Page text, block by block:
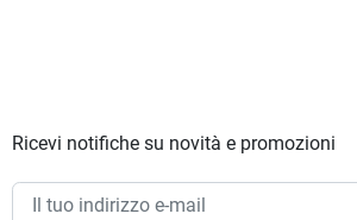
Ricevi notifiche su novità e promozioni